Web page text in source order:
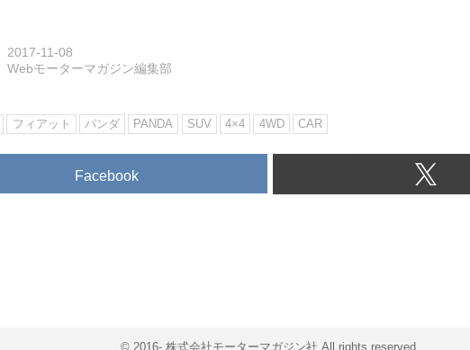
2017-11-08
Webモーターマガジン編集部
フィアット パンダ PANDA SUV 4×4 4WD CAR
Facebook
© 2016- 株式会社モーターマガジン社 All rights reserved.